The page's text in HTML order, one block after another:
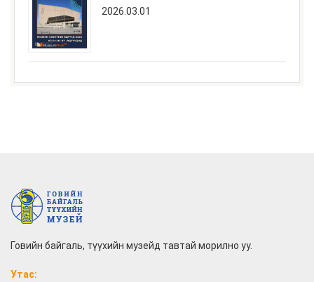
2026.03.01
Говийн байгаль, түүхийн музейд тавтай морилно уу.
Утас: